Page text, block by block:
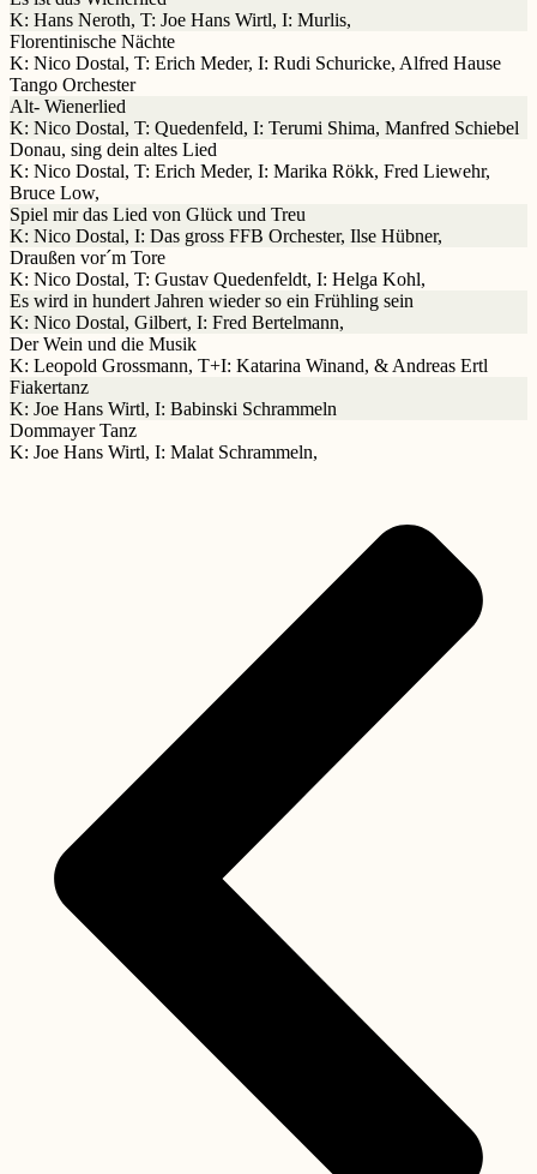
K: Hans Neroth, T: Joe Hans Wirtl, I: Murlis,
Florentinische Nächte
K: Nico Dostal, T: Erich Meder, I: Rudi Schuricke, Alfred Hause
Tango Orchester
Alt- Wienerlied
K: Nico Dostal, T: Quedenfeld, I: Terumi Shima, Manfred Schiebel
Donau, sing dein altes Lied
K: Nico Dostal, T: Erich Meder, I: Marika Rökk, Fred Liewehr,
Bruce Low,
Spiel mir das Lied von Glück und Treu
K: Nico Dostal, I: Das gross FFB Orchester, Ilse Hübner,
Draußen vor´m Tore
K: Nico Dostal, T: Gustav Quedenfeldt, I: Helga Kohl,
Es wird in hundert Jahren wieder so ein Frühling sein
K: Nico Dostal, Gilbert, I: Fred Bertelmann,
Der Wein und die Musik
K: Leopold Grossmann, T+I: Katarina Winand, & Andreas Ertl
Fiakertanz
K: Joe Hans Wirtl, I: Babinski Schrammeln
Dommayer Tanz
K: Joe Hans Wirtl, I: Malat Schrammeln,